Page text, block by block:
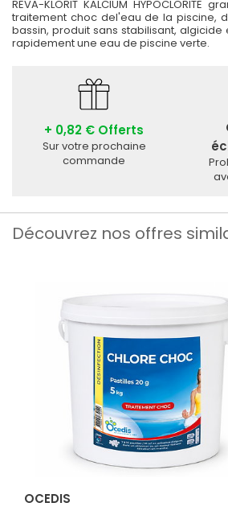
REVA-KLORIT KALCIUM HYPOCLORITE
traitement choc del'eau de la piscine,
bassin, produit sans stabilisant,
rapidement une eau de piscine verte.
+ 0,82 € Offerts
Sur votre prochaine
commande
Découvrez nos offres
OCEDIS